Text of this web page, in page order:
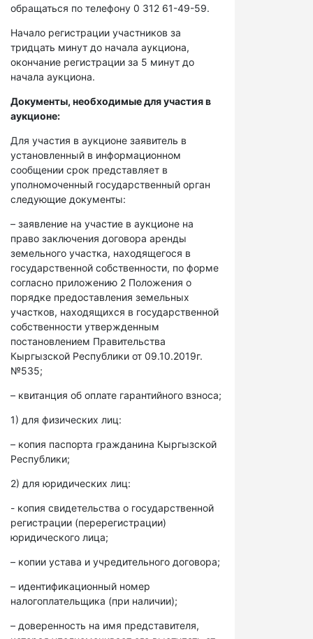
обращаться по телефону 0 312 61-49-59.
Начало регистрации участников за
тридцать минут до начала аукциона,
окончание регистрации за 5 минут до
начала аукциона.
Документы, необходимые для участия в
аукционе:
Для участия в аукционе заявитель в
установленный в информационном
сообщении срок представляет в
уполномоченный государственный орган
следующие документы:
– заявление на участие в аукционе на
право заключения договора аренды
земельного участка, находящегося в
государственной собственности, по форме
согласно приложению 2 Положения о
порядке предоставления земельных
участков, находящихся в государственной
собственности утвержденным
постановлением Правительства
Кыргызской Республики от 09.10.2019г.
№535;
– квитанция об оплате гарантийного взноса;
1) для физических лиц:
– копия паспорта гражданина Кыргызской
Республики;
2) для юридических лиц:
- копия свидетельства о государственной
регистрации (перерегистрации)
юридического лица;
– копии устава и учредительного договора;
– идентификационный номер
налогоплательщика (при наличии);
– доверенность на имя представителя,